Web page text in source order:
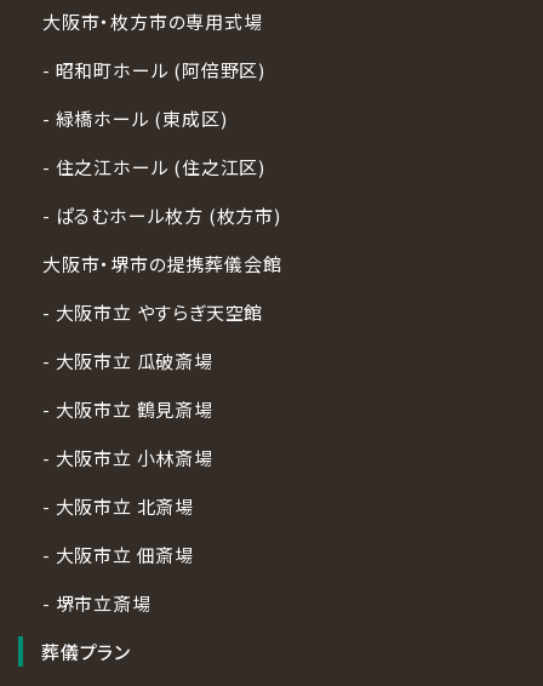
大阪市・枚方市の専用式場
- 昭和町ホール (阿倍野区)
- 緑橋ホール (東成区)
- 住之江ホール (住之江区)
- ぱるむホール枚方 (枚方市)
大阪市・堺市の提携葬儀会館
- 大阪市立 やすらぎ天空館
- 大阪市立 瓜破斎場
- 大阪市立 鶴見斎場
- 大阪市立 小林斎場
- 大阪市立 北斎場
- 大阪市立 佃斎場
- 堺市立斎場
葬儀プラン